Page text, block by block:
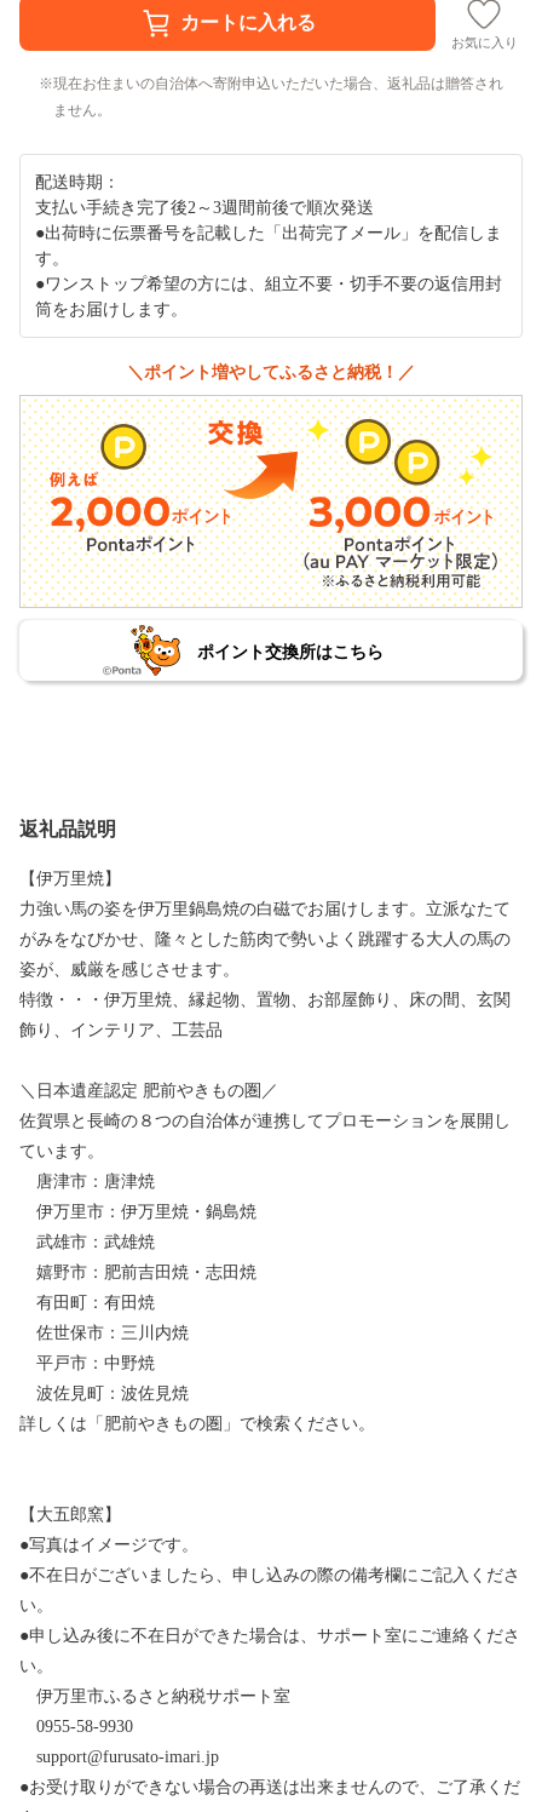
お気に入り
現在お住まいの自治体へ寄附申込いただいた場合、返礼品は贈答され
ません。
配送時期：
支払い手続き完了後2～3週間前後で順次発送
●出荷時に伝票番号を記載した「出荷完了メール」を配信しま
す。
●ワンストップ希望の方には、組立不要・切手不要の返信用封
筒をお届けします。
＼ポイント増やしてふるさと納税！／
ポイント交換所はこちら
返礼品説明
【伊万里焼】
力強い馬の姿を伊万里鍋島焼の白磁でお届けします。立派なたて
がみをなびかせ、隆々とした筋肉で勢いよく跳躍する大人の馬の
姿が、威厳を感じさせます。
特徴・・・伊万里焼、縁起物、置物、お部屋飾り、床の間、玄関
飾り、インテリア、工芸品
＼日本遺産認定 肥前やきもの圏／
佐賀県と長崎の８つの自治体が連携してプロモーションを展開し
ています。
唐津市：唐津焼
伊万里市：伊万里焼・鍋島焼
武雄市：武雄焼
嬉野市：肥前吉田焼・志田焼
有田町：有田焼
佐世保市：三川内焼
平戸市：中野焼
波佐見町：波佐見焼
詳しくは「肥前やきもの圏」で検索ください。
【大五郎窯】
●写真はイメージです。
●不在日がございましたら、申し込みの際の備考欄にご記入くださ
い。
●申し込み後に不在日ができた場合は、サポート室にご連絡くださ
い。
伊万里市ふるさと納税サポート室
0955-58-9930
support@furusato-imari.jp
●お受け取りができない場合の再送は出来ませんので、ご了承くだ